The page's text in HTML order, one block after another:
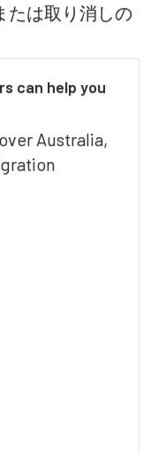
たは取り消しの
can help you
Australia,